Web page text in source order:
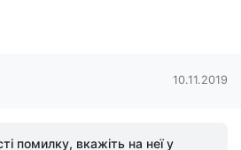
10.11.2019
помилку, вкажіть на неї у